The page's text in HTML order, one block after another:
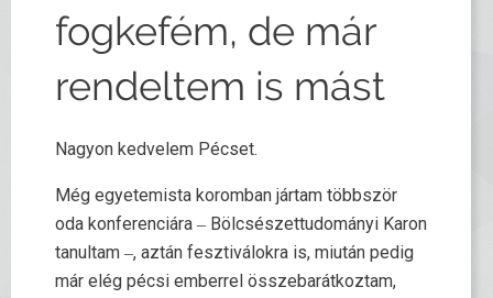
fogkefém, de már
rendeltem is mást
Nagyon kedvelem Pécset.
Még egyetemista koromban jártam többször
oda konferenciára ‒ Bölcsészettudományi Karon
tanultam ‒, aztán fesztiválokra is, miután pedig
már elég pécsi emberrel összebarátkoztam,